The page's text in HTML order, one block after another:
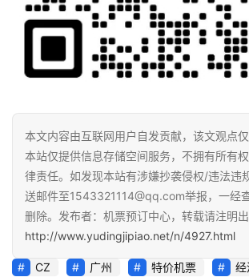
本文内容由互联网用户自发贡献，该文观点仅
本站仅提供信息存储空间服务，不拥有所有
律责任。如发现本站有涉嫌抄袭侵权/违法违
送邮件至1543321114@qq.com举报，一经
删除。发布者：机票预订中心，转载请注明出
http://www.yudingjipiao.net/n/4927.html
CZ 广州 特价机票
经